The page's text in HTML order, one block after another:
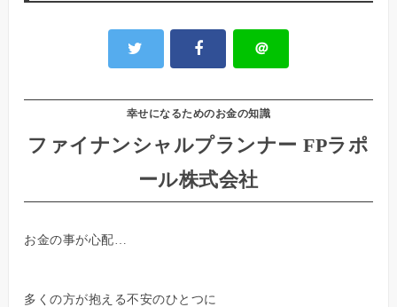
＠
幸せになるためのお金の知識
ファイナンシャルプランナー FPラポ
ール株式会社
お金の事が心配…
多くの方が抱える不安のひとつに